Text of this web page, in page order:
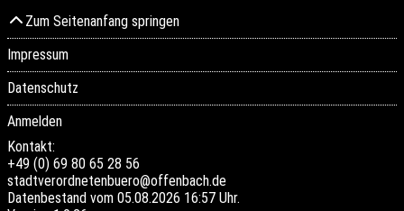
Zum Seitenanfang springen
Impressum
Datenschutz
Anmelden
Kontakt:
+49 (0) 69 80 65 28 56
stadtverordnetenbuero@offenbach.de
Datenbestand vom 05.08.2026 16:57 Uhr.